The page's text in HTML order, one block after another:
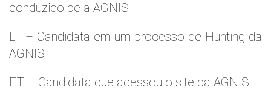
conduzido pela AGNIS
LT – Candidata em um processo de Hunting da
AGNIS
FT – Candidata que acessou o site da AGNIS